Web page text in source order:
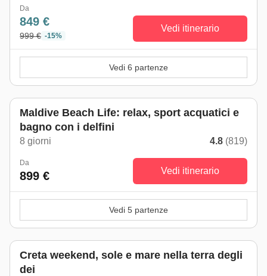
Da
849 €
999 € -15%
Vedi itinerario
Vedi 6 partenze
Maldive Beach Life: relax, sport acquatici e
bagno con i delfini
8 giorni 4.8 (819)
Da
899 € Vedi itinerario
Vedi 5 partenze
Creta weekend, sole e mare nella terra degli
dei